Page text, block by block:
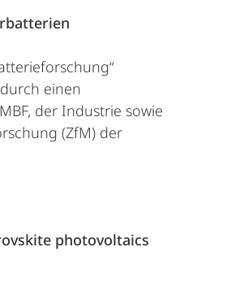
einen
der Industrie sowie
(ZfM) der
photovoltaics